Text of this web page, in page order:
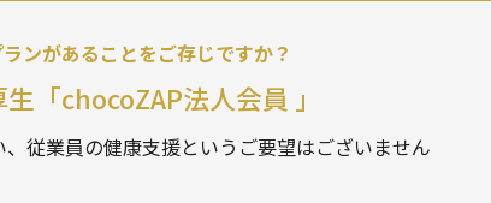
ンがあることをご存じですか？
「chocoZAP法人会員 」
従業員の健康支援というご要望はございません